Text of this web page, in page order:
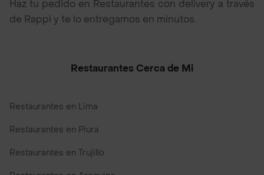
Haz tu pedido en Restaurantes con delivery a través
de Rappi y te lo entregamos en minutos.
Restaurantes Cerca de Mi
Restaurantes en Lima
Restaurantes en Piura
Restaurantes en Trujillo